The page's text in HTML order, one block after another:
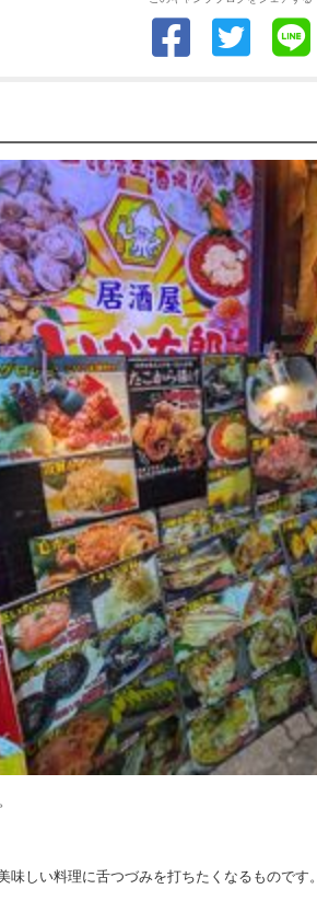
しい料理に舌つづみを打ちたくなるものです。